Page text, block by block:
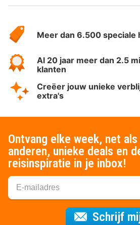
HotelSpecials
Meer dan 6.500 speciale
Al 20 jaar meer dan 2.5
klanten
Creëer jouw unieke
extra's
Ontvang elke week, net
anderen, unieke deals en
reisinspiratie in je inbox!
Schrijf